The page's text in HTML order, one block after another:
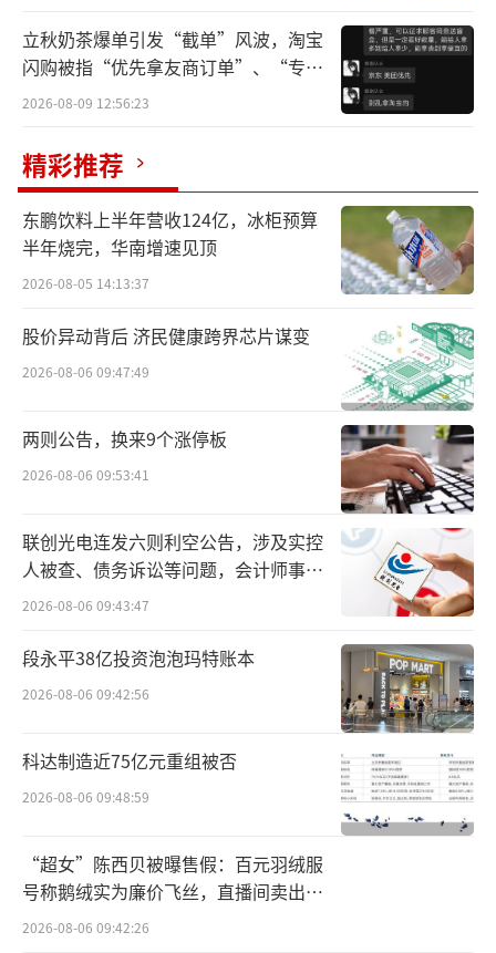
依托主业稳定营收，公司上市后开启多元
化扩张，逐步形成三大核心业务板块：其一，
为传统电力检测与配网自动化设备，这是公司
旗下合肥星波主营射频、微波元器件，产品配
套雷达、航天等军工领域，军工概念一度成为
资本市场炒作热点；其三跨界切入新能源领
域，承接光伏、风电EPC工程，试图打开新增
长空间。
借助概念叠加与包装后的靓丽财报，红相
股份上市后资本运作动作频繁。除了2015年IP
O合计募资的2.93亿之外，2019年完成非公开
发行股票，募资0.58亿元；2020年发行可转换
公司债券，再募5.85亿元，三次直接融资累计
募资超9亿元。
巅峰时期，公司股价触及30元关口，总市
值逼近90亿元，一度获得不少机构资金持仓，
在电力设备细分赛道被视作“绩优小龙头”。
数据显示，2015年至2022年红相股份营收从3.
05亿元上涨至16.19亿元，始终处于增长状态；
净利润也在2018年突破1亿元规模。
立秋奶茶爆单引发“截单”风波，淘宝
闪购被指“优先拿友商订单”、“专挑
贵的拿”
2026-08-09 12:56:23
精彩推荐
东鹏饮料上半年营收124亿，冰柜预算
半年烧完，华南增速见顶
2026-08-05 14:13:37
股价异动背后 济民健康跨界芯片谋变
2026-08-06 09:47:49
两则公告，换来9个涨停板
2026-08-06 09:53:41
联创光电连发六则利空公告，涉及实控
人被查、债务诉讼等问题，会计师事务
所曾出具“保留意见”
2026-08-06 09:43:47
段永平38亿投资泡泡玛特账本
2026-08-06 09:42:56
科达制造近75亿元重组被否
2026-08-06 09:48:59
“超女”陈西贝被曝售假：百元羽绒服
号称鹅绒实为廉价飞丝，直播间卖出超
百万元
2026-08-06 09:42:26